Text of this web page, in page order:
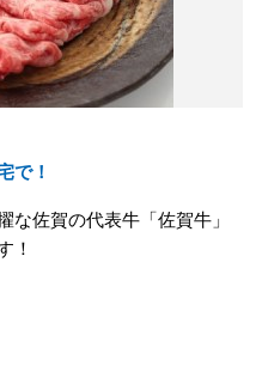
で！
佐賀の代表牛「佐賀牛」
！